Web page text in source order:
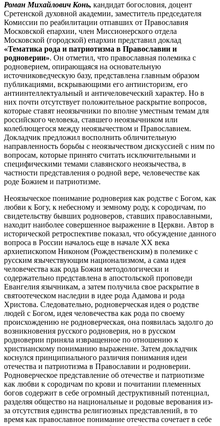
Роман Михайлович Конь, кандидат богословия, доцент
Сретенской духовной академии, заместитель председателя
Комиссии по реабилитации отпавших от Православия
Московской епархии, член Миссионерского отдела
Московской (городской) епархии представил доклад
«Тематика рода и патриотизма в Православии и
родноверии». Он отметил, что православная полемика с
родноверием, опирающаяся на основательную
источниковедческую базу, представлена главным образом
публикациями, вскрывающими его антиисторизм, его
антиинтеллектуальный и античеловеческий характер. Но в
них почти отсутствует положительное раскрытие вопросов,
которые ставят неоязычники по вполне уместным темам для
российского человека, ставшего неоязычником или
колеблющегося между неоязычеством и Православием.
Докладчик предложил восполнить обличительную
направленность борьбы с неоязычеством дискуссией с ним по
вопросам, которые принято считать исключительными и
специфическими темами славянского неоязычества, в
частности представления о родной вере, человечестве как
роде Божием и патриотизме.
Неоязыческое понимание родноверия как родстве с Богом, как
любви к Богу, к небесному и земному роду, к сородичам, по
свидетельству бывших родноверов, ставших православными,
находит наиболее совершенное выражение в Церкви. Автор в
исторической ретроспективе показал, что обсуждение данного
вопроса в России началось еще в начале ХХ века
архиепископом Никоном (Рождественским) в полемике с
русским язычествующим национализмом, а сама идея
человечества как рода Божия методологически и
содержательно представлена в апостольской проповеди
Евангелия язычникам, а затем получила свое раскрытие в
святоотеческом наследии в идее рода Адамова и рода
Христова. Следовательно, родноверческая идея о родстве
людей с Богом, идея человечества как рода по своему
происхождению не родноверческая, она появилась задолго до
возникновения русского родноверия, но в русском
родноверии приняла извращенное по отношению к
христианскому пониманию выражение. Затем докладчик
коснулся принципиального различия понимания идеи
отечества и патриотизма в Православии и родноверии.
Родноверческое представление об отечестве и патриотизме
как любви к сородичам по крови и почитании племенных
богов содержит в себе огромный деструктивный потенциал,
разделяя общество на национальные и родовые верования из-
за отсутствия единства религиозных представлений, в то
время как православное понимание отечества сочетает в себе